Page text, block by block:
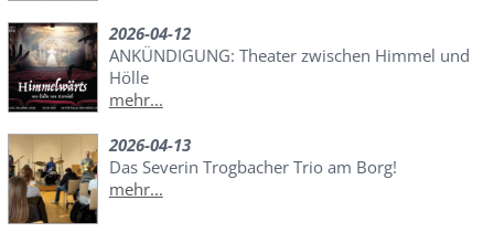
2026-04-12
ANKÜNDIGUNG: Theater zwischen Himmel und
Hölle
mehr...
2026-04-13
Das Severin Trogbacher Trio am Borg!
mehr...